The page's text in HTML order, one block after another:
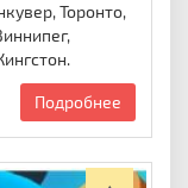
Торонто,
Подробнее